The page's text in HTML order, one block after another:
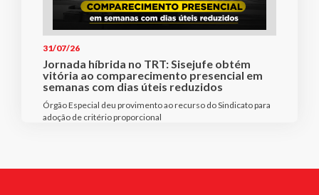
31/07/26
Jornada híbrida no TRT: Sisejufe obtém
vitória ao comparecimento presencial em
semanas com dias úteis reduzidos
Órgão Especial deu provimento ao recurso do Sindicato para
adoção de critério proporcional